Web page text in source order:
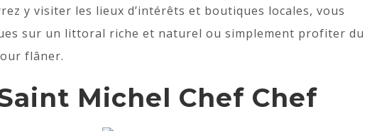
y visiter les lieux d’intérêts et boutiques locales, vous
sur un littoral riche et naturel ou simplement profiter du
flâner.
Michel Chef Chef